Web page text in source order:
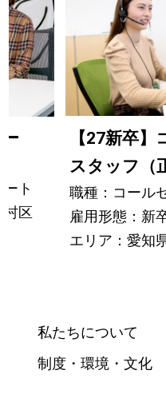
ト
村区
【27新卒
スタッフ（
職種：コール
雇用形態：新
エリア：愛知
私たちについて
制度・環境・文化